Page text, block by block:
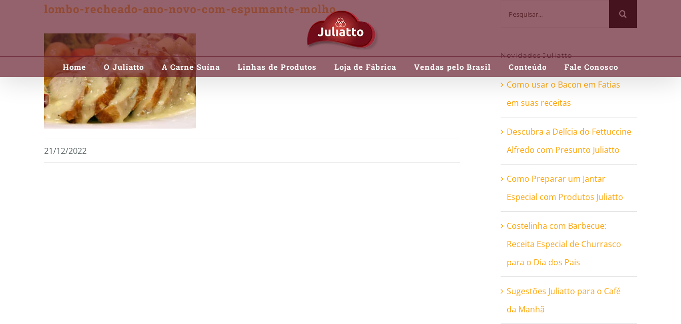
Home O Juliatto A Carne Suína Linhas de Produtos Loja de Fábrica Vendas pelo Brasil Conteúdo Fale Conosco
lombo-recheado-ano-novo-com-espumante-molho
21/12/2022
Novidades Juliatto
Como usar o Bacon em Fatias
em suas receitas
Descubra a Delícia do Fettuccine
Alfredo com Presunto Juliatto
Como Preparar um Jantar
Especial com Produtos Juliatto
Costelinha com Barbecue:
Receita Especial de Churrasco
para o Dia dos Pais
Sugestões Juliatto para o Café
da Manhã